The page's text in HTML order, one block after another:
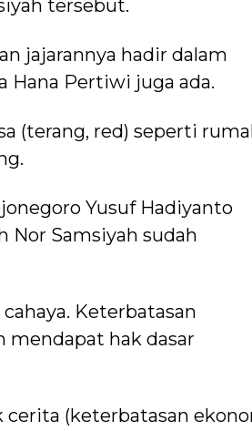
tersebut.
jajarannya hadir dalam
Hana Pertiwi juga ada.
(terang, red) seperti
Yusuf Hadiyanto
Samsiyah sudah
Keterbatasan
mendapat hak dasar
cerita (keterbatasan